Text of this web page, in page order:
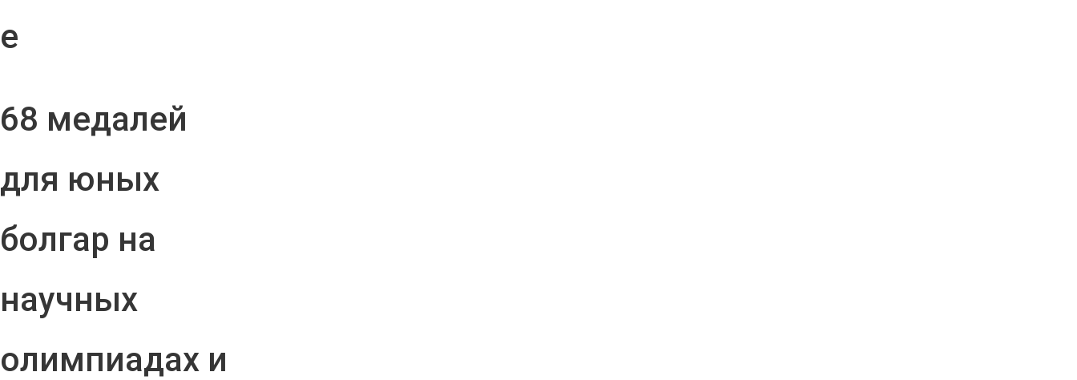
е
68 медалей
для юных
болгар на
научных
олимпиадах и